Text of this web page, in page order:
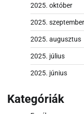
2025. október
2025. szeptember
2025. augusztus
2025. július
2025. június
Kategóriák